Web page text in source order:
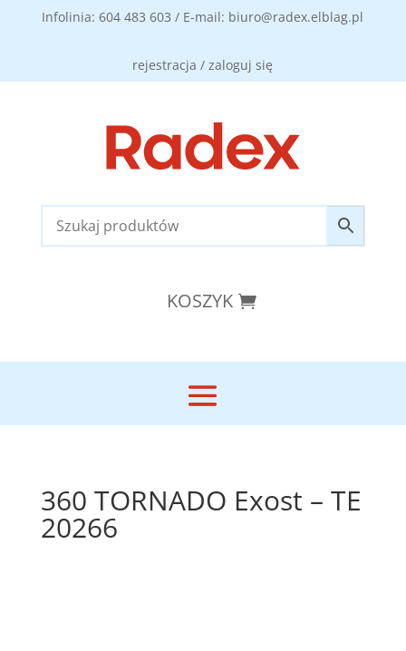
Infolinia: 604 483 603 / E-mail: biuro@radex.elblag.pl
rejestracja / zaloguj się
KOSZYK
360 TORNADO Exost – TE
20266